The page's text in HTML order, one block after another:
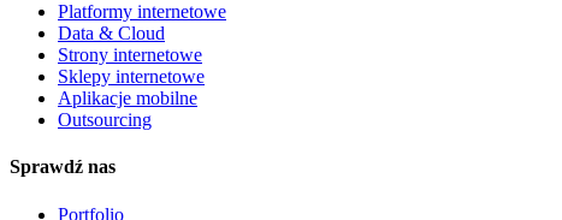
Platformy internetowe
Data & Cloud
Strony internetowe
Sklepy internetowe
Aplikacje mobilne
Outsourcing
Sprawdź nas
Portfolio